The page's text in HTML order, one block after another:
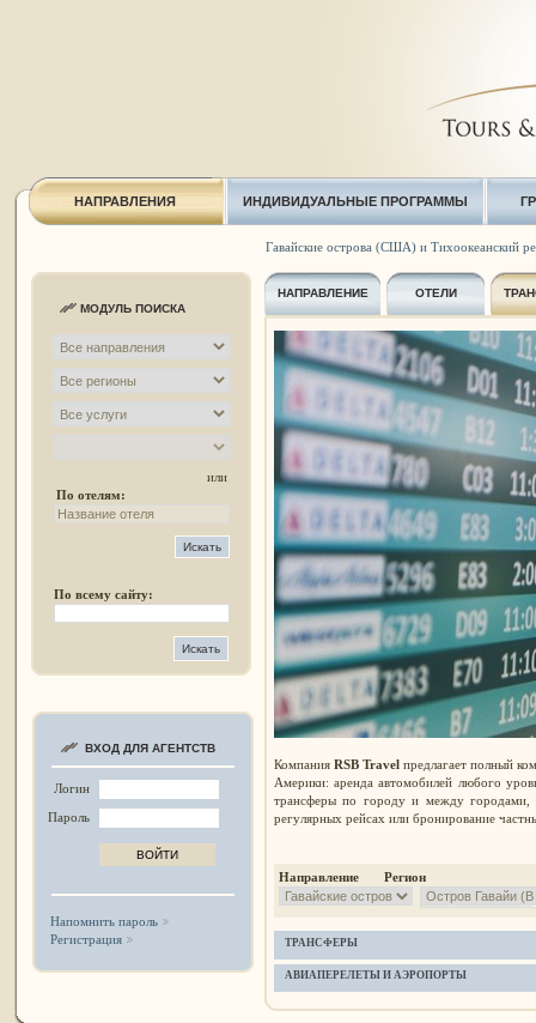
НАПРАВЛЕНИЯ ИНДИВИДУАЛЬНЫЕ ПРОГРАММЫ
МОДУЛЬ ПОИСКА
или
По отелям:
По всему сайту:
ВХОД ДЛЯ АГЕНТСТВ
Логин
Пароль
Напомнить пароль
Регистрация
Гавайские острова (США) и Тихоокеанский
НАПРАВЛЕНИЕ ОТЕЛИ
Компания RSB Travelпредлагает полный
Америки: аренда автомобилей любого
трансферы по городу и между городами,
регулярных рейсах или бронирование
Направление Регион
ТРАНСФЕРЫ
АВИАПЕРЕЛЕТЫ И АЭРОПОРТЫ